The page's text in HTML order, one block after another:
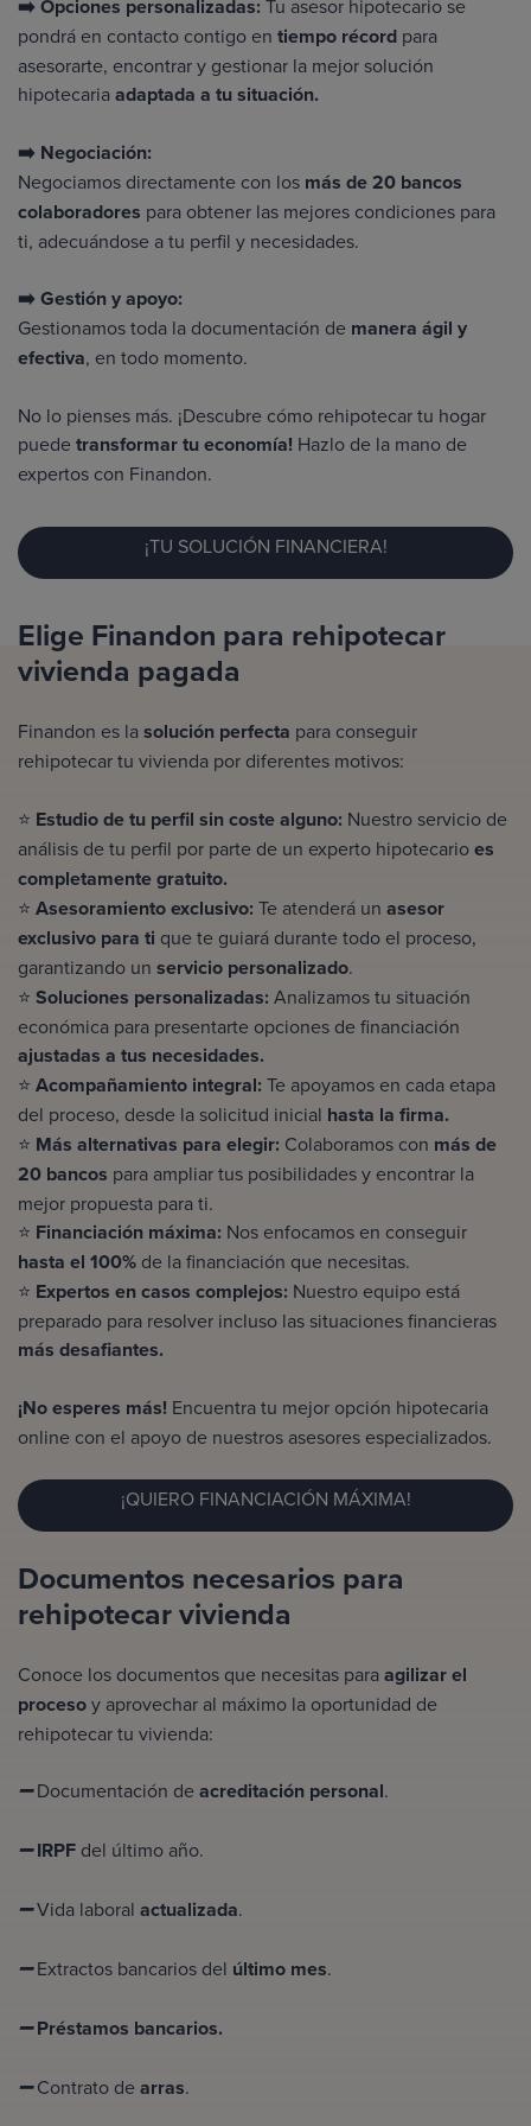
➡️ Opciones personalizadas: Tu asesor hipotecariose
pondrá en contacto contigo en tiempo récord para
asesorarte, encontrar y gestionar la mejor solución
hipotecariaadaptada a tu situación.
➡️ Negociación:
Negociamos directamente con los más de 20 bancos
colaboradores para obtener las mejores condiciones para
ti, adecuándose a tu perfil y necesidades.
➡️ Gestión y apoyo:
Gestionamos toda la documentación de manera ágil y
efectiva, en todo momento.
No lo pienses más. ¡Descubre cómo rehipotecar tu hogar
puede transformar tu economía! Hazlo de la mano de
expertos con Finandon.
¡TU SOLUCIÓN FINANCIERA!
Elige Finandon para rehipotecar
vivienda pagada
Finandon es lasolución perfecta para conseguir
rehipotecar tu vivienda por diferentes motivos:
⭐ Estudio de tu perfil sin coste alguno: Nuestro servicio de
análisis de tu perfil por parte de un experto hipotecarioes
completamente gratuito.
⭐ Asesoramiento exclusivo:Te atenderá un asesor
exclusivo para ti que te guiará durante todo el proceso,
garantizando un servicio personalizado.
⭐ Soluciones personalizadas:Analizamos tu situación
económica para presentarte opciones de financiación
ajustadas a tus necesidades.
⭐ Acompañamiento integral: Te apoyamos en cada etapa
del proceso, desde la solicitud inicial hasta la firma.
⭐ Más alternativas para elegir: Colaboramos con más de
20 bancos para ampliar tus posibilidades y encontrar la
mejor propuesta para ti.
⭐ Financiación máxima: Nos enfocamos en conseguir
hasta el 100% de la financiación que necesitas.
⭐ Expertos en casos complejos: Nuestro equipo está
preparado para resolver incluso las situaciones financieras
más desafiantes.
¡No esperes más! Encuentra tu mejor opción hipotecaria
online con el apoyo de nuestros asesores especializados.
¡QUIERO FINANCIACIÓN MÁXIMA!
Documentos necesarios para
rehipotecar vivienda
Conoce los documentos que necesitas paraagilizar el
procesoy aprovechar al máximo la oportunidad de
rehipotecar tu vivienda:
➖Documentación deacreditación personal.
➖ IRPF del último año.
➖Vida laboral actualizada.
➖Extractos bancarios del último mes.
➖ Préstamos bancarios.
➖Contrato dearras.